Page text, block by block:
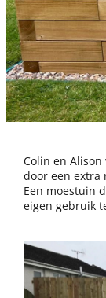
Colin en
door een extra
Een moestuin
eigen gebruik